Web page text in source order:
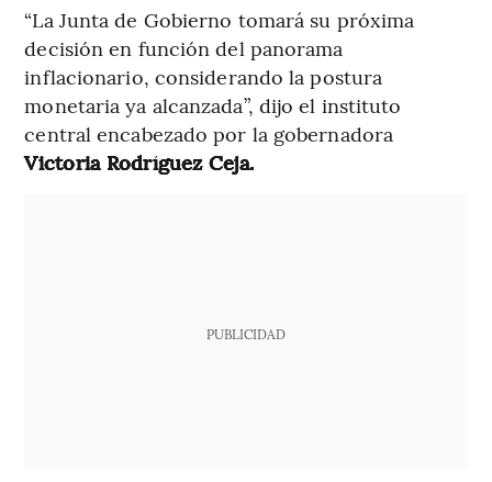
“La Junta de Gobierno tomará su próxima
decisión en función del panorama
inflacionario, considerando la postura
monetaria ya alcanzada”, dijo el instituto
central encabezado por la gobernadora
Victoria Rodríguez Ceja.
PUBLICIDAD